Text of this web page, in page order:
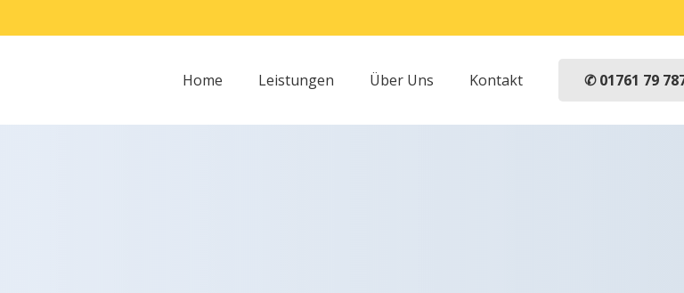
Home Leistungen Über Uns Kontakt ✆ 01761 79